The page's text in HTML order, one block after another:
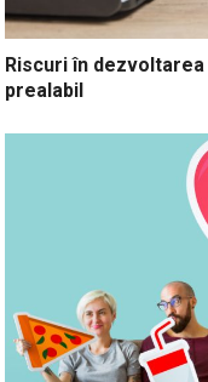
Riscuri în
prealabil